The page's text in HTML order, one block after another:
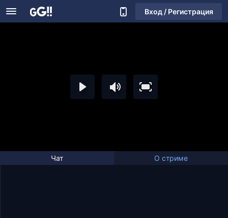
Вход / Регистрация
Чат О стриме